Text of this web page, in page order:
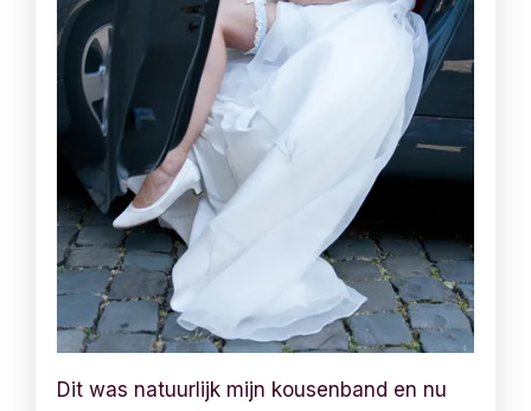
Dit was natuurlijk mijn kousenband en nu